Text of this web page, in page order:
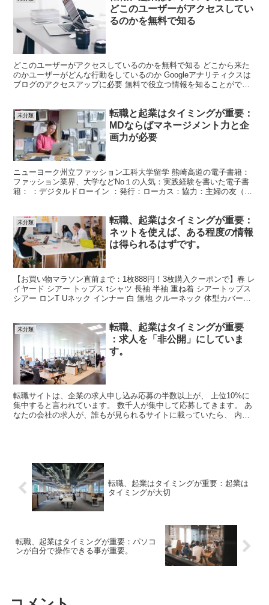
どこのユーザーがアクセスしてい
るのかを無料で知る
どこのユーザーがアクセスしているのかを無料で知る どこから来た
のかユーザーがどんな行動をしているのか Googleアナリティクスは
ブログのアクセスアップに必要 無料で役立つ情報を知ることができ
未分類
転職と起業はタイミングが重要：
MDならばマネージメント力と企
画力が必要
ニューヨーク州立ファッション工科大学留学 熊崎高道の電子書籍：
ファッション業界、大学などNo１の人気：実践経験を書いた電子書
籍： ：デジタルドローイン ：発行：ローカス：協力：主婦の友（日
未分類
転職、起業はタイミングが重要：
ネットを使えば、ある程度の情報
は得られるはずです。
【お買い物マラソン直前まで：1枚888円！3枚購入クーポンで】春 レ
イヤード シアー トップス tシャツ 長袖 半袖 重ね着 シアートップス
シアー ロンT Uネック インナー 白 無地 クルーネック 体型カバー【
未分類
転職、起業はタイミングが重要
：求人を「非公開」にしていま
す。
転職サイトは、企業の求人申し込み応募の半数以上が、 上位10%に
集中すると言われています。 数千人が集中して応募してきます。 あ
なたの会社の求人が、誰もが見られるサイトに載っていたら、 内部
転職、起業はタイミングが重要：起業は
タイミングが大切
転職、起業はタイミングが重要：パソコ
ンが自分で操作できる事が重要。